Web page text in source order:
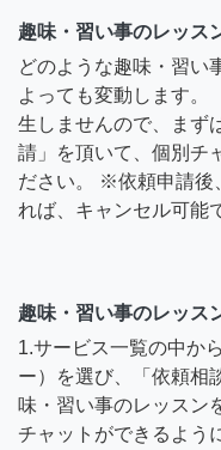
趣味・習い事のレッス
どのような趣味・習い
よっても変動します。
生しませんので、まず
請」を頂いて、個別チ
ださい。 ※依頼申請後
れば、キャンセル可能
趣味・習い事のレッス
1.サービス一覧の中か
ー）を選び、「依頼相
味・習い事のレッスン
チャットができるよう